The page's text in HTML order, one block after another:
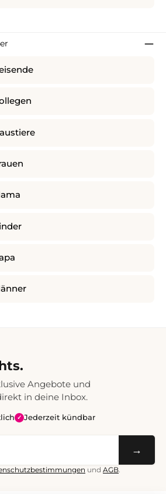
Angebote und
in deine Inbox.
✓ Jederzeit kündbar
→
und AGB.